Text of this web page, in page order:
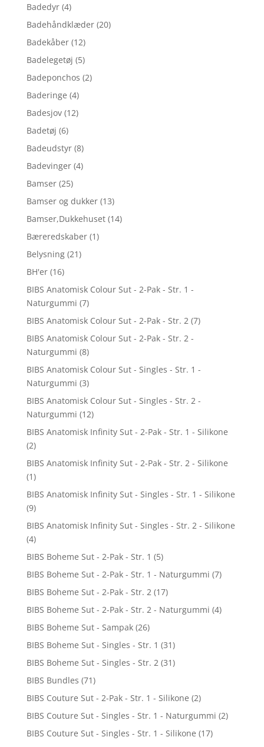
Badedyr (4)
Badehåndklæder (20)
Badekåber (12)
Badelegetøj (5)
Badeponchos (2)
Baderinge (4)
Badesjov (12)
Badetøj (6)
Badeudstyr (8)
Badevinger (4)
Bamser (25)
Bamser og dukker (13)
Bamser,Dukkehuset (14)
Bæreredskaber (1)
Belysning (21)
BH'er (16)
BIBS Anatomisk Colour Sut - 2-Pak - Str. 1 -
Naturgummi (7)
BIBS Anatomisk Colour Sut - 2-Pak - Str. 2 (7)
BIBS Anatomisk Colour Sut - 2-Pak - Str. 2 -
Naturgummi (8)
BIBS Anatomisk Colour Sut - Singles - Str. 1 -
Naturgummi (3)
BIBS Anatomisk Colour Sut - Singles - Str. 2 -
Naturgummi (12)
BIBS Anatomisk Infinity Sut - 2-Pak - Str. 1 - Silikone
(2)
BIBS Anatomisk Infinity Sut - 2-Pak - Str. 2 - Silikone
(1)
BIBS Anatomisk Infinity Sut - Singles - Str. 1 - Silikone
(9)
BIBS Anatomisk Infinity Sut - Singles - Str. 2 - Silikone
(4)
BIBS Boheme Sut - 2-Pak - Str. 1 (5)
BIBS Boheme Sut - 2-Pak - Str. 1 - Naturgummi (7)
BIBS Boheme Sut - 2-Pak - Str. 2 (17)
BIBS Boheme Sut - 2-Pak - Str. 2 - Naturgummi (4)
BIBS Boheme Sut - Sampak (26)
BIBS Boheme Sut - Singles - Str. 1 (31)
BIBS Boheme Sut - Singles - Str. 2 (31)
BIBS Bundles (71)
BIBS Couture Sut - 2-Pak - Str. 1 - Silikone (2)
BIBS Couture Sut - Singles - Str. 1 - Naturgummi (2)
BIBS Couture Sut - Singles - Str. 1 - Silikone (17)